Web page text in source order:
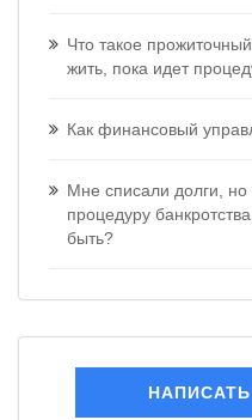
Что такое
жить, пока идет
Как финансовый
Мне списали долги, но
процедуру
быть?